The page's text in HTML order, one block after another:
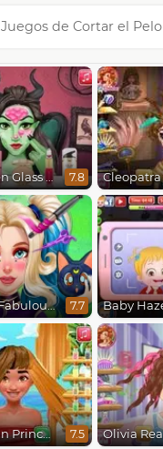
Juegos de Cortar el Pelo
Evil Queen Glass Skin Routine #Influencer 7.8
Hailey´s Fabulous Hairstyle Challenge 7.7
Polynesian Princess Real Haircuts 7.5